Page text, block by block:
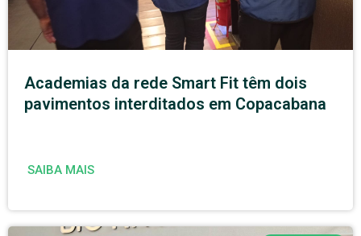
Academias da rede Smart Fit têm dois
pavimentos interditados em Copacabana
SAIBA MAIS